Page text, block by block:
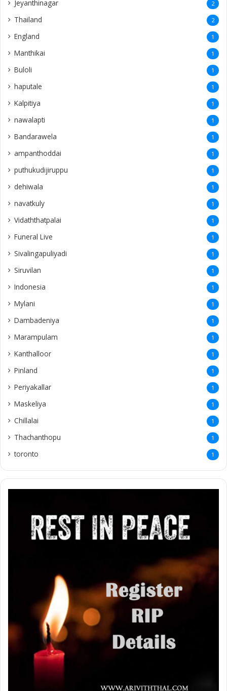
Jeyanthinagar 2
Thailand 2
England 1
Manthikai 1
Buloli 1
haputale 1
Kalpitiya 1
nawalapti 1
Bandarawela 1
ampanthoddai 1
puthukudijiruppu 1
dehiwala 1
navatkuly 1
Vidaththatpalai 1
Funeral Live 1
Sivalingapuliyadi 1
Siruvilan 1
Indonesia 1
Mylani 1
Dambadeniya 1
Marampulam 1
Kanthalloor 1
Pinland 1
Periyakallar 1
Maskeliya 1
Chillalai 1
Thachanthopu 1
toronto 1